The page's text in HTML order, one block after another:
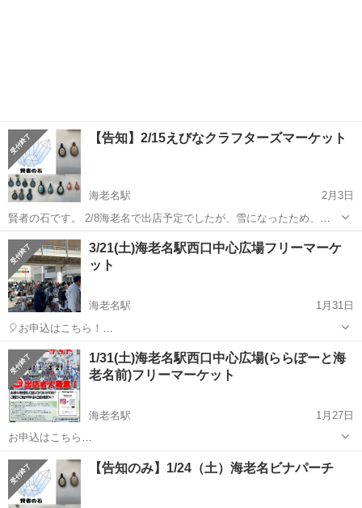
【告知】2/15えびなクラフターズマーケット
海老名駅
2月3日
賢者の石です。 2/8海老名で出店予定でしたが、雪になったため、
2/15に変更となります。 多くのお店が並んでいます。 お時間ある方は
遊びに来て頂ければ、嬉しいです。 天然石のアクセサリーを販売して
います。 【出店日】2...
神奈川 海老名市 海老名駅 フリーマーケット
3/21(土)海老名駅西口中心広場フリーマーケ
ット
海老名駅
1月31日
🎈お申込はこちら！
https://recyclekanagawa.com/place/%e3%82%89%e3%82%89%e3%8
1%bd%e3%83%bc%e3%81%a8%e6%b5%b7%e8%80%81%e5%9...
神奈川 海老名市 海老名駅 フリーマーケット
1/31(土)海老名駅西口中心広場(ららぽーと海
老名前)フリーマーケット
海老名駅
1月27日
お申込はこちら
https://recyclekanagawa.com/place/%e3%82%89%e3%82%89%e3%8
1%bd%e3%83%bc%e3%81%a8%e6%b5%b7%e8%80%81%e5%90%
...
神奈川 海老名市 海老名駅 フリーマーケット 会場
【告知のみ】1/24（土）海老名ビナパーチ